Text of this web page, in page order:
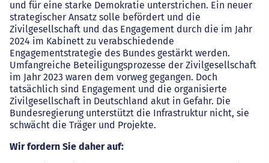
und für eine starke Demokratie unterstrichen. Ein neuer
strategischer Ansatz solle befördert und die
Zivilgesellschaft und das Engagement durch die im Jahr
2024 im Kabinett zu verabschiedende
Engagementstrategie des Bundes gestärkt werden.
Umfangreiche Beteiligungsprozesse der Zivilgesellschaft
im Jahr 2023 waren dem vorweg gegangen. Doch
tatsächlich sind Engagement und die organisierte
Zivilgesellschaft in Deutschland akut in Gefahr. Die
Bundesregierung unterstützt die Infrastruktur nicht, sie
schwächt die Träger und Projekte.
Wir fordern Sie daher auf: